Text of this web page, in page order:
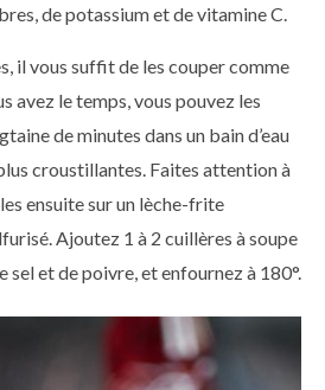
de potassium et de vitamine C.
il vous suffit de les couper comme
avez le temps, vous pouvez les
de minutes dans un bain d’eau
croustillantes. Faites attention à
ensuite sur un lèche-frite
Ajoutez 1 à 2 cuillères à soupe
sel et de poivre, et enfournez à 180°.